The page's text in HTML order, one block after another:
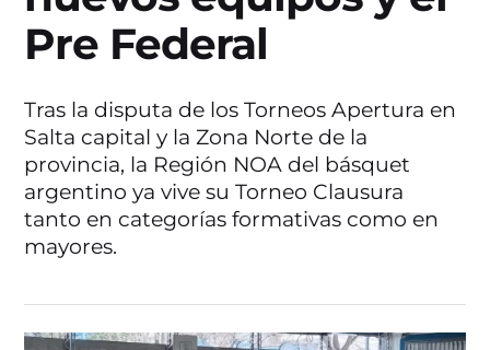
Pre Federal
Tras la disputa de los Torneos Apertura en
Salta capital y la Zona Norte de la
provincia, la Región NOA del básquet
argentino ya vive su Torneo Clausura
tanto en categorías formativas como en
mayores.